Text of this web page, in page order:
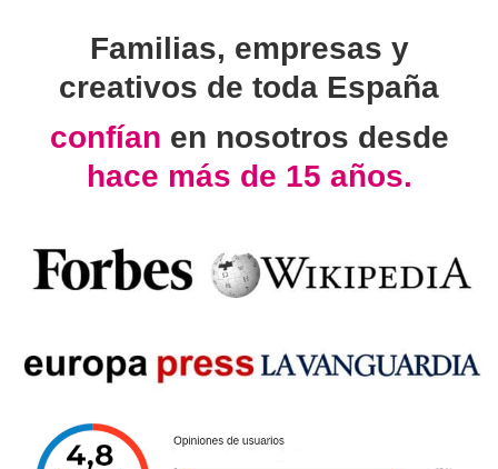
Familias, empresas y
creativos de toda España
confían en nosotros desde
hace más de 15 años.